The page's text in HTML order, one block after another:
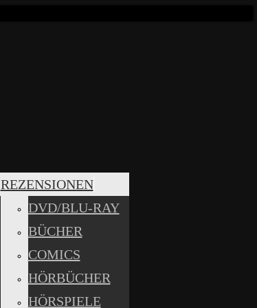
REZENSIONEN
DVD/BLU-RAY
BÜCHER
COMICS
HÖRBÜCHER
HÖRSPIELE